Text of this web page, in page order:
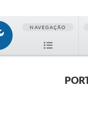
NAVEGAÇÃO